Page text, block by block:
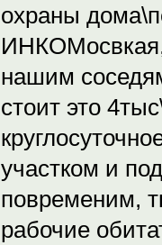
охраны
ИНКОМосвкая,
нашим
стоит это
участком и
повременим,
рабочие